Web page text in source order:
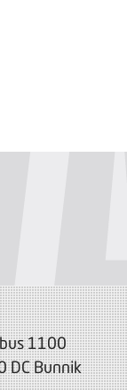
1100
DC Bunnik